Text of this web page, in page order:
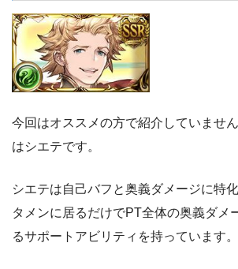
今回はオススメの方で紹介していませ
はシエテです。
シエテは自己バフと奥義ダメージに特
タメンに居るだけでPT全体の奥義ダメ
るサポートアビリティを持っています。